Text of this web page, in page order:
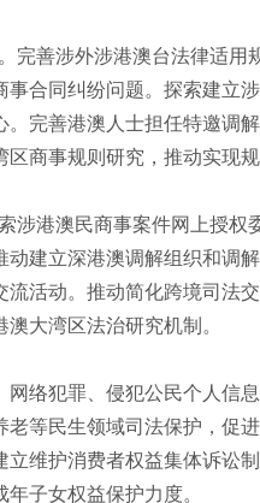
善涉外涉港澳台法律适用
合同纠纷问题。探索建立
完善港澳人士担任特邀调解
区商事规则研究，推动实现
港澳民商事案件网上授权
建立深港澳调解组织和调
活动。推动简化跨境司法
大湾区法治研究机制。
络犯罪、侵犯公民个人信
等民生领域司法保护，促
维护消费者权益集体诉讼制
子女权益保护力度。